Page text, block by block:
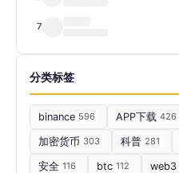
7
分类标签
binance 596 APP下载 426
加密货币 303 科普 281
安全 116 btc 112 web3